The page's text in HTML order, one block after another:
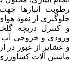
رطوبت انبارها
جلوگیری از نفوذ
و کنترل دریچه
ورودی و خروجی آب
و عشایر از عبور در
ماشین‌ آلات